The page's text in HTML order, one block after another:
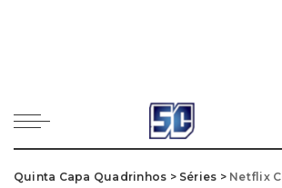
Quinta Capa Quadrinhos > Séries > Netflix Confirma: